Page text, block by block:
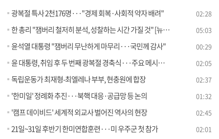
광복절 특사 2천176명···"경제 회복·사회적 약자 배려" 02:28
한 총리 "잼버리 철저히 분석, 성찰하는 시간 가질 것" [뉴스의 맥] 05:03
윤석열 대통령 "잼버리 무난하게 마무리···국민께 감사" 00:29
윤 대통령, 취임 후 두 번째 광복절 경축식···주요 메시지는? 02:05
독립운동가 최재형-최엘레나 부부, 현충원에 합장 02:37
'한미일' 정례화 추진···북핵 대응·공급망 등 논의 01:32
'캠프 데이비드' 세계적 외교사 벌어진 역사의 현장 02:45
21일~31일 후반기 한미연합훈련···미 우주군 첫 참가 02:01